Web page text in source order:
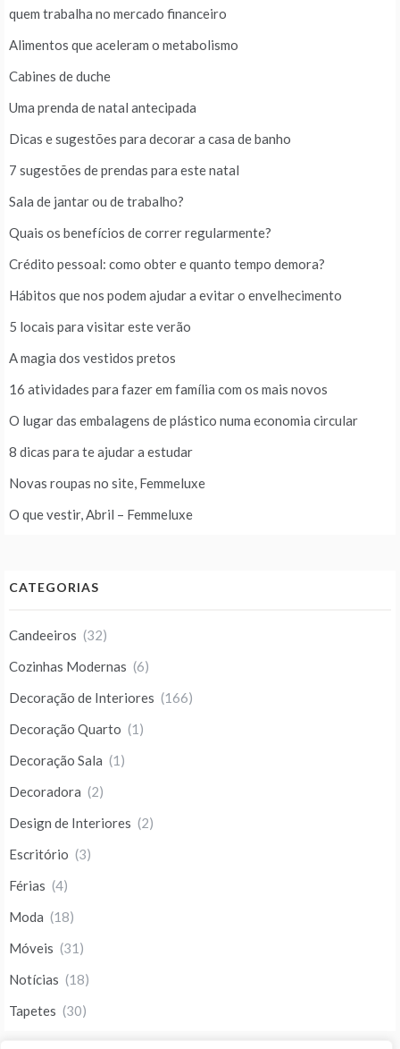
quem trabalha no mercado financeiro
Alimentos que aceleram o metabolismo
Cabines de duche
Uma prenda de natal antecipada
Dicas e sugestões para decorar a casa de banho
7 sugestões de prendas para este natal
Sala de jantar ou de trabalho?
Quais os benefícios de correr regularmente?
Crédito pessoal: como obter e quanto tempo demora?
Hábitos que nos podem ajudar a evitar o envelhecimento
5 locais para visitar este verão
A magia dos vestidos pretos
16 atividades para fazer em família com os mais novos
O lugar das embalagens de plástico numa economia circular
8 dicas para te ajudar a estudar
Novas roupas no site, Femmeluxe
O que vestir, Abril – Femmeluxe
CATEGORIAS
Candeeiros (32)
Cozinhas Modernas (6)
Decoração de Interiores (166)
Decoração Quarto (1)
Decoração Sala (1)
Decoradora (2)
Design de Interiores (2)
Escritório (3)
Férias (4)
Moda (18)
Móveis (31)
Notícias (18)
Tapetes (30)